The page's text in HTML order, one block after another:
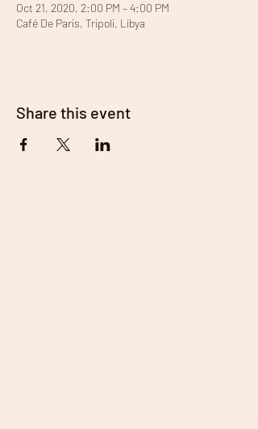
Oct 21, 2020, 2:00 PM – 4:00 PM
Café De Paris, Tripoli, Libya
Share this event